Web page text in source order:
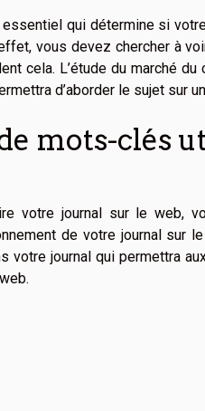
qui détermine si
vous devez chercher à
cela. L’étude du marché
d’aborder le sujet sur
mots-clés
votre journal sur le web,
de votre journal sur
journal qui permettra